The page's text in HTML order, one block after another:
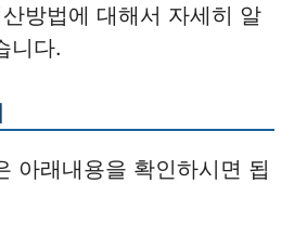
방법에 대해서 자세히 알
니다.
아래내용을 확인하시면 됩